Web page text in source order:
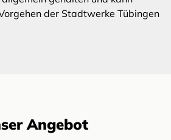
der Stadtwerke Tübingen
Angebot